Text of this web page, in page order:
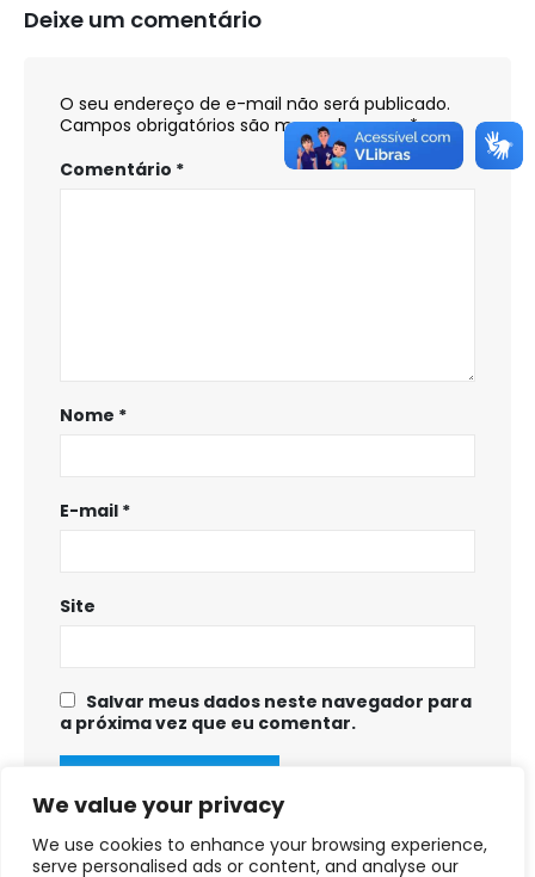
We value your privacy
We use cookies to enhance your browsing experience,
serve personalised ads or content, and analyse our
Deixe um comentário
O seu endereço de e-mail não será publicado.
Campos obrigatórios são marcados com*
Comentário *
Nome *
E-mail *
Site
Salvar meus dados neste navegador para
a próxima vez que eu comentar.